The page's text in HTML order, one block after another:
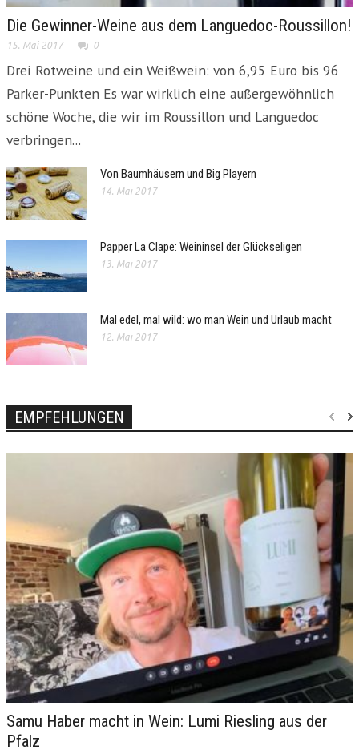
Die Gewinner-Weine aus dem Languedoc-Roussillon!
15. Mai 2017 0
Drei Rotweine und ein Weißwein: von 6,95 Euro bis 96
Parker-Punkten Es war wirklich eine außergewöhnlich
schöne Woche, die wir im Roussillon und Languedoc
verbringen...
Von Baumhäusern und Big Playern
14. Mai 2017
Papper La Clape: Weininsel der Glückseligen
13. Mai 2017
Mal edel, mal wild: wo man Wein und Urlaub macht
12. Mai 2017
EMPFEHLUNGEN
Samu Haber macht in Wein: Lumi Riesling aus der
Pfalz